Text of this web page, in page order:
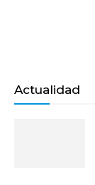
Actualidad